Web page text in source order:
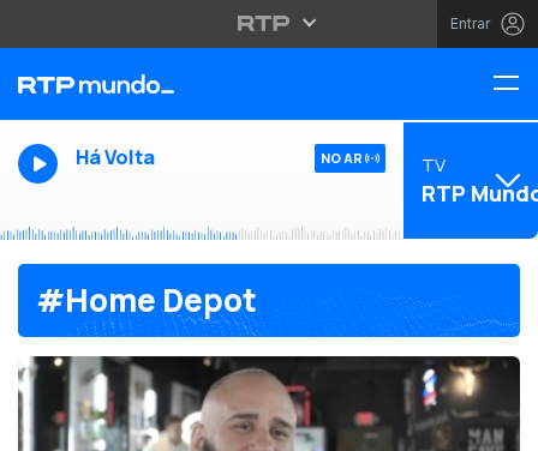
Entrar
Há Volta NO AR TV
RTP
#Home Depot